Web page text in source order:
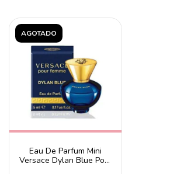
AGOTADO
Eau De Parfum Mini
Versace Dylan Blue Pour